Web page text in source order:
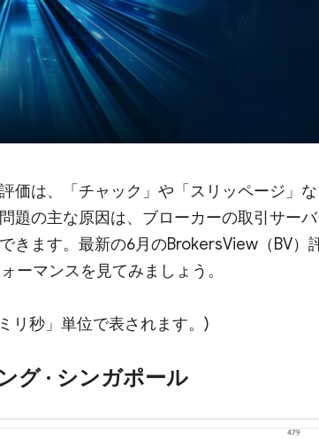
価は、「チャック」や「スリッページ」
題の主な原因は、ブローカーの取引サー
きます。最新の6月のBrokersView（BV）
ーマンスを見てみましょう。
リ秒」単位で表されます。)
グ · シンガポール